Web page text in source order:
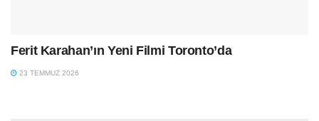
Ferit Karahan’ın Yeni Filmi Toronto’da
23 TEMMUZ 2026